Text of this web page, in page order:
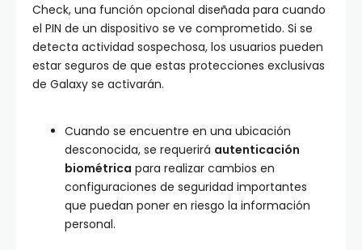
Check, una función opcional diseñada para cuando
el PIN de un dispositivo se ve comprometido. Si se
detecta actividad sospechosa, los usuarios pueden
estar seguros de que estas protecciones exclusivas
de Galaxy se activarán.
Cuando se encuentre en una ubicación
desconocida, se requerirá autenticación
biométrica para realizar cambios en
configuraciones de seguridad importantes
que puedan poner en riesgo la información
personal.